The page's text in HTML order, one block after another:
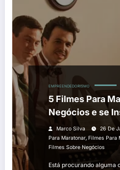
EMPREENDEDORISMO
5 Filmes Para
Negócios e se
Marco Silva 26 De
Para Maratonar, Filmes Para
Filmes Sobre Negócios
Está procurando alguma